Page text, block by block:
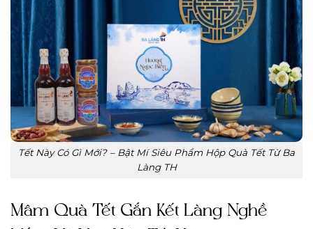
Tết Này Có Gì Mới? – Bật Mí Siêu Phẩm Hộp Quà Tết Từ Ba
Làng TH
Mâm Quà Tết Gắn Kết Làng Nghề